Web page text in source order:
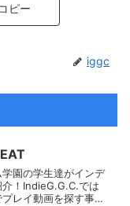
コピー
iggc
園の学生達がインデ
介！IndieG.G.C.では
レイ動画を探す事が